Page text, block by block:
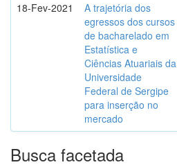
18-Fev-2021
A trajetória dos
egressos dos cursos
de bacharelado em
Estatística e
Ciências Atuariais da
Universidade
Federal de Sergipe
para inserção no
mercado
Busca facetada